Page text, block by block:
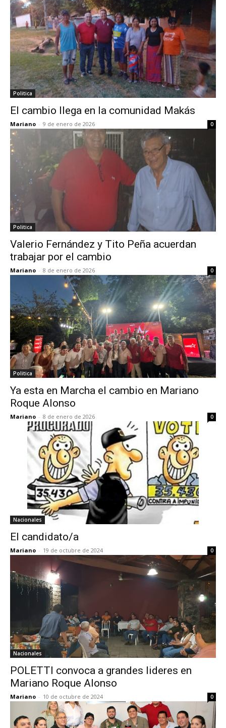
Politica
El cambio llega en la comunidad Makás
Mariano - 9 de enero de 2026 0
Politica
Valerio Fernández y Tito Peña acuerdan
trabajar por el cambio
Mariano - 8 de enero de 2026 0
Politica
Ya esta en Marcha el cambio en Mariano
Roque Alonso
Mariano - 8 de enero de 2026 0
Nacionales
El candidato/a
Mariano - 19 de octubre de 2024 0
Nacionales
POLETTI convoca a grandes lideres en
Mariano Roque Alonso
Mariano - 10 de octubre de 2024 0